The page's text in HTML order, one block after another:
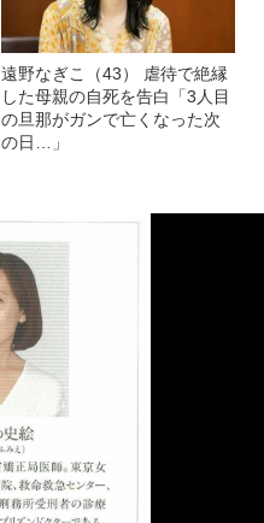
遠野なぎこ（43） 虐待で絶縁
した母親の自死を告白「3人目
の旦那がガンで亡くなった次
の日…」